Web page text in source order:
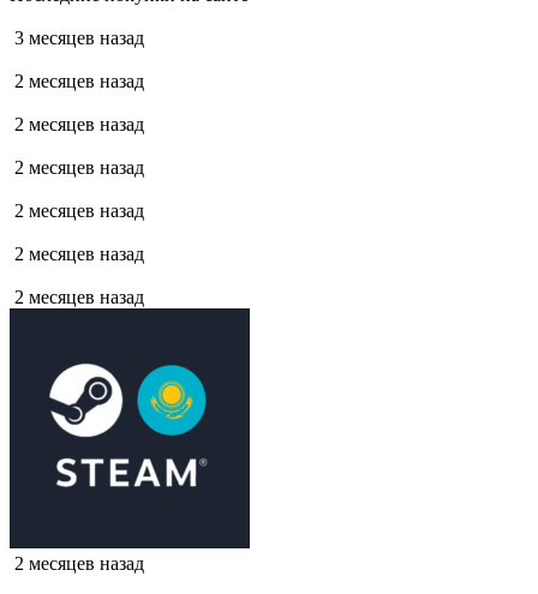
3 месяцев назад
2 месяцев назад
2 месяцев назад
2 месяцев назад
2 месяцев назад
2 месяцев назад
2 месяцев назад
2 месяцев назад